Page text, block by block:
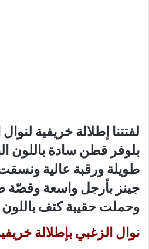
لفتتنا إطلالة خريفية
بلوفر قطن سادة باللون
طويلة ورقبة عالية
جينز بأرجل واسعة وقصّة
وحملت حقيبة كتف باللون
نوال الزغبي بإطلالة